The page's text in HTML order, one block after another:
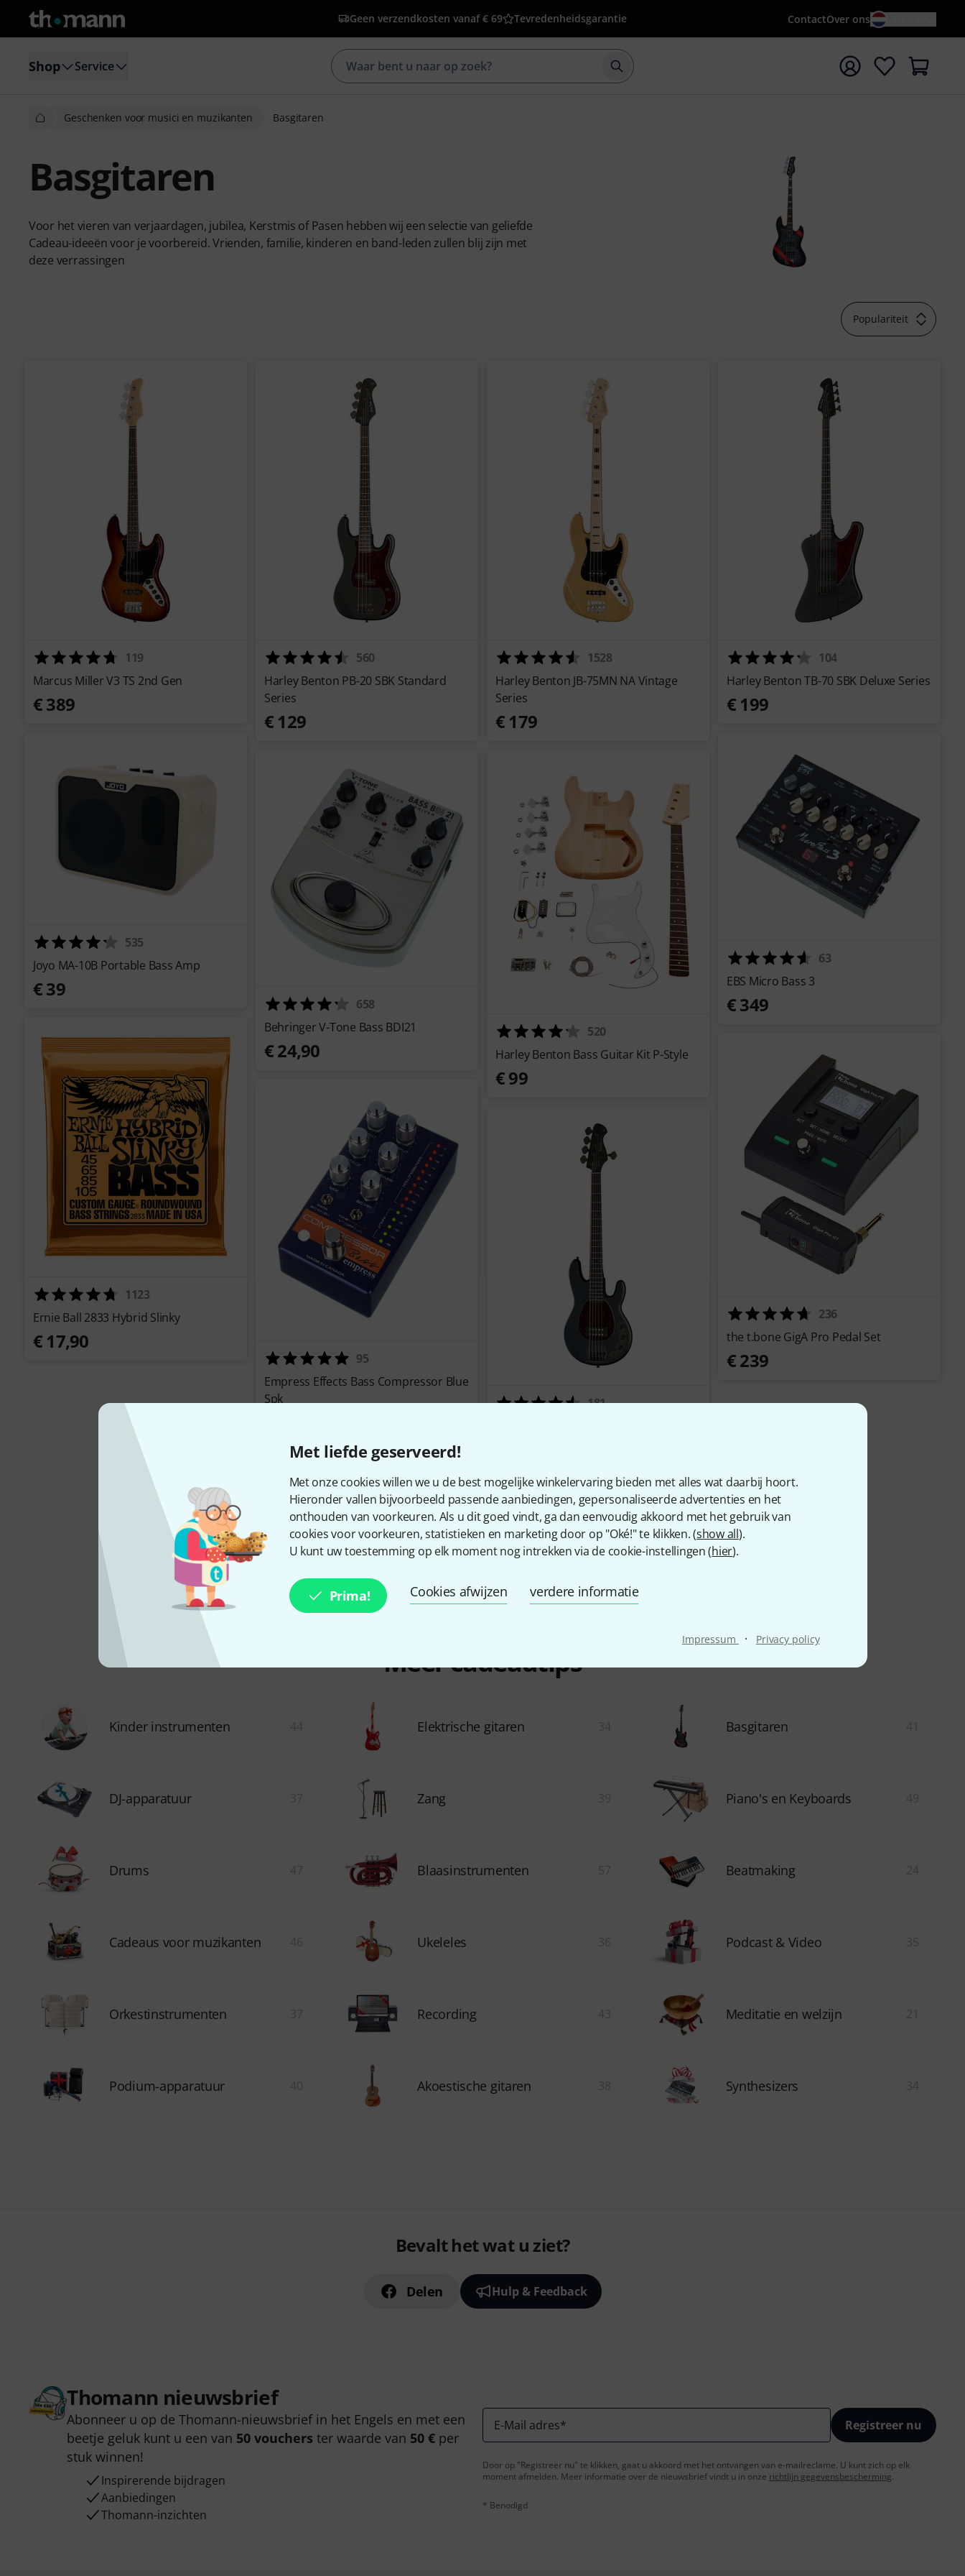
Met liefde geserveerd!
Met onze cookies willen we u de best mogelijke winkelervaring bieden met alles wat daarbij hoort.
Hieronder vallen bijvoorbeeld passende aanbiedingen, gepersonaliseerde advertenties en het
onthouden van voorkeuren. Als u dit goed vindt, ga dan eenvoudig akkoord met het gebruik van
cookies voor voorkeuren, statistieken en marketing door op "Oké!" te klikken. (show all).
U kunt uw toestemming op elk moment nog intrekken via de cookie-instellingen (hier).
Prima! Cookies afwijzen verdere informatie
Impressum · Privacy policy
Geen verzendkosten vanaf € 69 Tevredenheidsgarantie ContactOver ons
Shop Service Zoek met zoekterm {searchTerm}
Geschenken voor musici en muzikanten Basgitaren
Basgitaren
Voor het vieren van verjaardagen, jubilea, Kerstmis of Pasen hebben wij een selectie van geliefde
Cadeau-ideeën voor je voorbereid. Vrienden, familie, kinderen en band-leden zullen blij zijn met
deze verrassingen
Populariteit
119
Marcus Miller V3 TS 2nd Gen
€ 389
560
Harley Benton PB-20 SBK Standard
Series
€ 129
1528
Harley Benton JB-75MN NA Vintage
Series
€ 179
104
Harley Benton TB-70 SBK Deluxe Series
€ 199
535
Joyo MA-10B Portable Bass Amp
€ 39
658
Behringer V-Tone Bass BDI21
€ 24,90
520
Harley Benton Bass Guitar Kit P-Style
€ 99
63
EBS Micro Bass 3
€ 349
1123
Ernie Ball 2833 Hybrid Slinky
€ 17,90
95
Empress Effects Bass Compressor Blue
Spk
181
236
the t.bone GigA Pro Pedal Set
€ 239
Toon meer
Meer cadeautips
Kinder instrumenten Elektrische gitaren Basgitaren
DJ-apparatuur Zang Piano's en Keyboards
Drums Blaasinstrumenten Beatmaking
Cadeaus voor muzikanten Ukeleles Podcast & Video
Orkestinstrumenten Recording Meditatie en welzijn
Podium-apparatuur Akoestische gitaren Synthesizers
Bevalt het wat u ziet?
Delen Hulp & Feedback
Thomann nieuwsbrief
Abonneer u op de Thomann-nieuwsbrief in het Engels en met een
beetje geluk kunt u een van 50 vouchers ter waarde van 50 € per
stuk winnen!
Inspirerende bijdragen
Aanbiedingen
Thomann-inzichten
E-Mail adres* Registreer nu
Door op "Registreer nu" te klikken, gaat u akkoord met het ontvangen van e-mailreclame. U kunt zich op elk
moment afmelden. Meer informatie over de nieuwsbrief vindt u in onze richtlijn gegevensbescherming.
* Benodigd